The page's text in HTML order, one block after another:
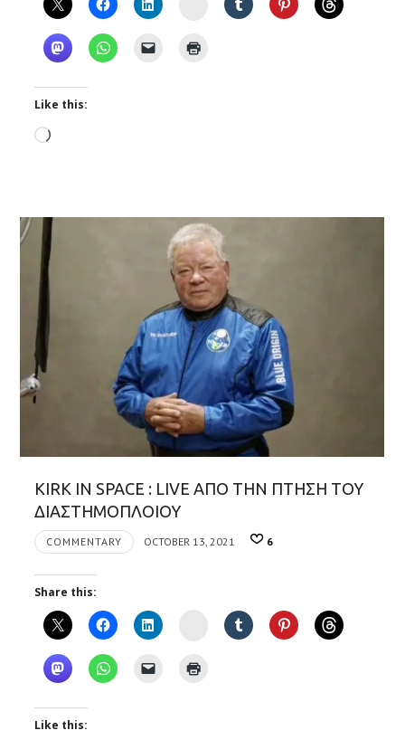
Like this:
Loading…
KIRK IN SPACE : LIVE ΑΠΟ ΤΗΝ ΠΤΗΣΗ ΤΟΥ
ΔΙΑΣΤΗΜΟΠΛΟΙΟΥ
COMMENTARY OCTOBER 13, 2021 6
Share this:
Instagram
Like this: